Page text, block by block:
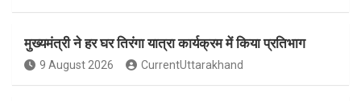
b
o
a
g
e
r
t
e
u
मुख्यमंत्री ने हर घर तिरंगा यात्रा कार्यक्रम में किया प्रतिभाग
9 August 2026 CurrentUttarakhand